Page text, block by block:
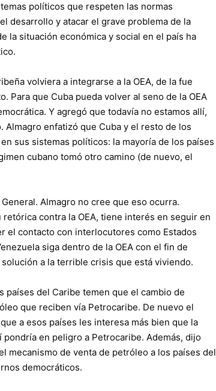
políticos que respeten las normas
desarrollo y atacar el grave problema de la
la situación económica y social en el país ha
volviera a integrarse a la OEA, de la fue
Para que Cuba pueda volver al seno de la OEA
Y agregó que todavía no estamos allí,
enfatizó que Cuba y el resto de los
sus sistemas políticos: la mayoría de los países
cubano tomó otro camino (de nuevo, el
Almagro no cree que eso ocurra.
contra la OEA, tiene interés en seguir en
el contacto con interlocutores como Estados
siga dentro de la OEA con el fin de
a la terrible crisis que está viviendo.
países del Caribe temen que el cambio de
que reciben vía Petrocaribe. De nuevo el
a esos países les interesa más bien que la
en peligro a Petrocaribe. Además, dijo
mecanismo de venta de petróleo a los países del
democráticos.